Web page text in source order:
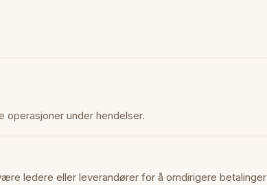
under hendelser.
ledere eller leverandører for å omdirigere betalinger